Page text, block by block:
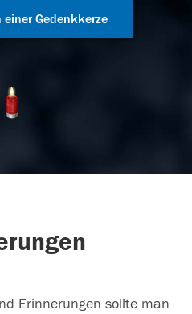
einer Gedenkkerze
Erinnerungen sollte man